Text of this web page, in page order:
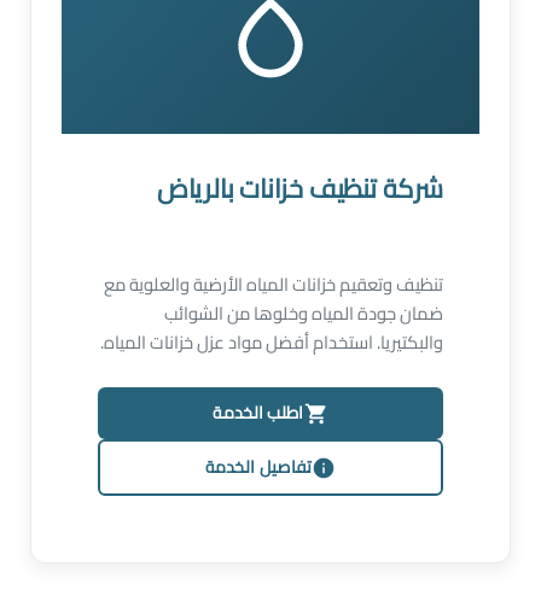
شركة تنظيف خزانات بالرياض
تنظيف وتعقيم خزانات المياه الأرضية والعلوية مع
ضمان جودة المياه وخلوها من الشوائب
والبكتيريا. استخدام أفضل مواد عزل خزانات المياه.
اطلب الخدمة
تفاصيل الخدمة